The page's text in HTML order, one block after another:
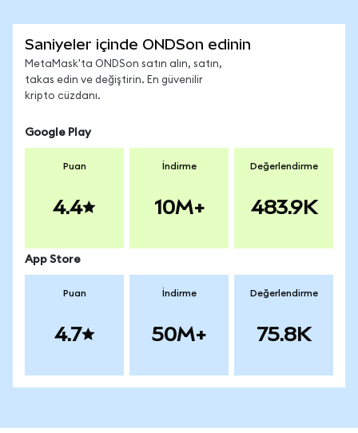
Saniyeler içinde ONDSon edinin
MetaMask'ta ONDSon satın alın, satın,
takas edin ve değiştirin. En güvenilir
kripto cüzdanı.
Google Play
Puan
4.4
İndirme
10M+
Değerlendirme
483.9K
App Store
Puan
4.7
İndirme
50M+
Değerlendirme
75.8K